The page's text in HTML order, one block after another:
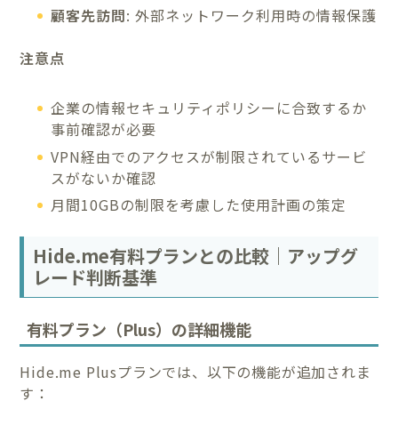
顧客先訪問: 外部ネットワーク利用時の情報保護
注意点
企業の情報セキュリティポリシーに合致するか
事前確認が必要
VPN経由でのアクセスが制限されているサービ
スがないか確認
月間10GBの制限を考慮した使用計画の策定
Hide.me有料プランとの比較｜アップグ
レード判断基準
有料プラン（Plus）の詳細機能
Hide.me Plusプランでは、以下の機能が追加されま
す：